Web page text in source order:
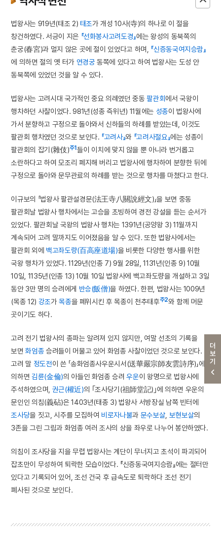
더보기
법왕사는 919년(태조 2) 태조가 개성 10사(寺)의 하나로 이 절을
창건하였다. 서긍이 지은 『선화봉사고려도경』에는 왕성의 동북쪽의
춘궁(春宮)과 멀지 않은 곳에 절이 있었다고 하며,
『신증동국여지승람』
에 의하면 절의 옛 터가 연경궁 동쪽에 있다고 하여 법왕사는 도성 안
동북쪽에 있었던 것을 알 수 있다.
법왕사는 고려시대 국가적인 중요 의례였던 중동팔관회에서 국왕이
행차하던 사찰이었다. 981년(성종 즉위년) 11월에는 성종이 법왕사에
가서 분향하고 구정으로 돌아와서 신하들의 하례를 받았는데, 이것도
팔관회 행차였던 것으로 보인다. 『고려사』와 『고려사절요』에는 성종이
팔관회의 잡기(雜伎)주1들이 이치에 맞지 않을 뿐 아니라 번거롭고
소란하다고 하여 모조리 폐지해 버리고 법왕사에 행차하여 분향한 뒤에
구정으로 돌아와 문무관료의 하례를 받는 것으로 행차를 마쳤다고 한다.
이규보의 「법왕사 팔관설경문(法王寺八關說經文)」을 보면 중동
팔관회날 법왕사 행차에서는 고승을 초빙하여 경전 강설을 듣는 순서가
있었다. 팔관회날 국왕의 법왕사 행차는 1391년(공양왕 3) 11월까지
계속되어 고려 말까지도 이어졌음을 알 수 있다. 또한 법왕사에서는
팔관회 외에 백고좌도량(百高座道場)을 비롯한 다양한 행사를 위한
국왕 행차가 있었다. 1129년(인종 7) 9월 28일, 1131년(인종 9) 10월
10일, 1135년(인종 13) 10월 10일 법왕사에 백고좌도량을 개설하고 3일
동안 3만 명의 승려에게 반승(飯僧)을 하였다. 한편, 법왕사는 1009년
(목종 12) 강조가목종을 폐위시킨 후 목종이 천추태후주2와 함께 머문
곳이기도 하다.
고려 전기 법왕사의 종파는 알려져 있지 않지만, 여말 선초의 기록을
보면화엄종 승려들이 머물고 있어 화엄종 사찰이었던 것으로 보인다.
고려 말 정도전이 쓴 「송화엄종사우운시서(送華嚴宗師友雲詩序)」에
의하면김륜(金倫)의 아들인 화엄종 승려우운이 왕명으로 법왕사에
주석하였으며, 권근(權近)의 ｢조사당기(祖師堂記)｣에 의하면 우운의
문인인 의침(義砧)은 1403년(태종 3) 법왕사 서방장실 남쪽 빈터에
조사당을 짓고, 시주를 모집하여 비로자나불과 문수보살 보현보살의
3존을 그린 그림과 화엄종 여러 조사의 상을 좌우로 나누어 봉안하였다.
의침이 조사당을 지을 무렵 법왕사는 계단이 무너지고 초석이 파괴되어
잡초만이 무성하여 퇴락한 모습이었다. 『신증동국여지승람』에는 절터만
있다고 기록되어 있어, 조선 건국 후 급속도로 퇴락하다 조선 전기
폐사된 것으로 보인다.